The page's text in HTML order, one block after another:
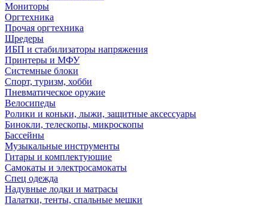
Мониторы
Оргтехника
Прочая оргтехника
Шредеры
ИБП и стабилизаторы напряжения
Принтеры и МФУ
Системные блоки
Спорт, туризм, хобби
Пневматическое оружие
Велосипеды
Ролики и коньки, лыжи, защитные аксессуары
Бинокли, телескопы, микроскопы
Бассейны
Музыкальные инструменты
Гитары и комплектующие
Самокаты и электросамокаты
Спец одежда
Надувные лодки и матрасы
Палатки, тенты, спальные мешки